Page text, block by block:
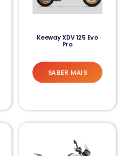
Keeway XDV 125 Evo
Pro
SABER MAIS